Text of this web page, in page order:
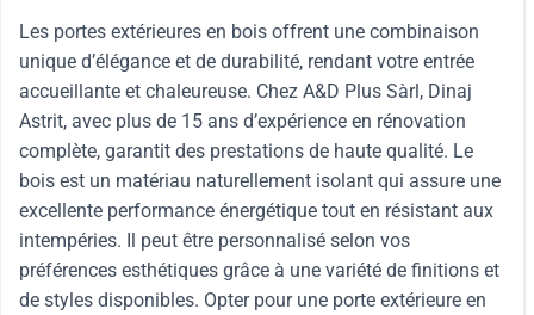
Les portes extérieures en bois offrent une combinaison
unique d’élégance et de durabilité, rendant votre entrée
accueillante et chaleureuse. Chez A&D Plus Sàrl, Dinaj
Astrit, avec plus de 15 ans d’expérience en rénovation
complète, garantit des prestations de haute qualité. Le
bois est un matériau naturellement isolant qui assure une
excellente performance énergétique tout en résistant aux
intempéries. Il peut être personnalisé selon vos
préférences esthétiques grâce à une variété de finitions et
de styles disponibles. Opter pour une porte extérieure en